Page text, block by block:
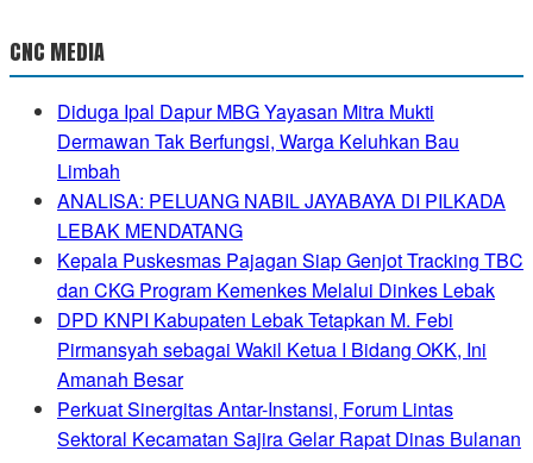
CNC MEDIA
Diduga Ipal Dapur MBG Yayasan Mitra Mukti
Dermawan Tak Berfungsi, Warga Keluhkan Bau
Limbah
ANALISA: PELUANG NABIL JAYABAYA DI PILKADA
LEBAK MENDATANG
Kepala Puskesmas Pajagan Siap Genjot Tracking TBC
dan CKG Program Kemenkes Melalui Dinkes Lebak
DPD KNPI Kabupaten Lebak Tetapkan M. Febi
Pirmansyah sebagai Wakil Ketua I Bidang OKK, Ini
Amanah Besar
Perkuat Sinergitas Antar-Instansi, Forum Lintas
Sektoral Kecamatan Sajira Gelar Rapat Dinas Bulanan